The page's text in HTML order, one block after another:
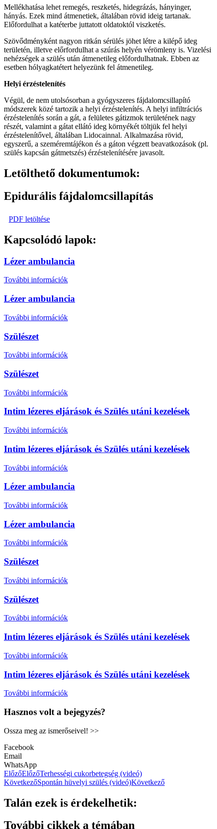
Mellékhatása lehet remegés, reszketés, hidegrázás, hányinger,
hányás. Ezek mind átmenetiek, általában rövid ideig tartanak.
Előfordulhat a katéterbe juttatott oldatoktól viszketés.
Szövődményként nagyon ritkán sérülés jöhet létre a kilépő ideg
területén, illetve előrfordulhat a szúrás helyén vérömleny is. Vizelési
nehézségek a szülés után átmenetileg előfordulhatnak. Ebben az
esetben hólyagkatétert helyezünk fel átmenetileg.
Helyi érzéstelenítés
Végül, de nem utolsósorban a gyógyszeres fájdalomcsillapító
módszerek közé tartozik a helyi érzéstelenítés. A helyi infiltrációs
érzéstelenítés során a gát, a felületes gátizmok területének nagy
részét, valamint a gátat ellátó ideg környékét töltjük fel helyi
érzéstelenítővel, általában Lidocainnal. Alkalmazása rövid,
egyszerű, a szeméremtájékon és a gáton végzett beavatkozások (pl.
szülés kapcsán gátmetszés) érzéstelenítésére javasolt.
Letölthető dokumentumok:
Epidurális fájdalomcsillapítás
PDF letöltése
Kapcsolódó lapok:
Lézer ambulancia
További információk
Lézer ambulancia
További információk
Szülészet
További információk
Szülészet
További információk
Intim lézeres eljárások és Szülés utáni kezelések
További információk
Intim lézeres eljárások és Szülés utáni kezelések
További információk
Lézer ambulancia
További információk
Lézer ambulancia
További információk
Szülészet
További információk
Szülészet
További információk
Intim lézeres eljárások és Szülés utáni kezelések
További információk
Intim lézeres eljárások és Szülés utáni kezelések
További információk
Hasznos volt a bejegyzés?
Ossza meg az ismerőseivel! >>
Facebook
Email
WhatsApp
ElőzőElőzőTerhességi cukorbetegség (videó)
KövetkezőSpontán hüvelyi szülés (videó)Következő
Talán ezek is érdekelhetik:
További cikkek a témában